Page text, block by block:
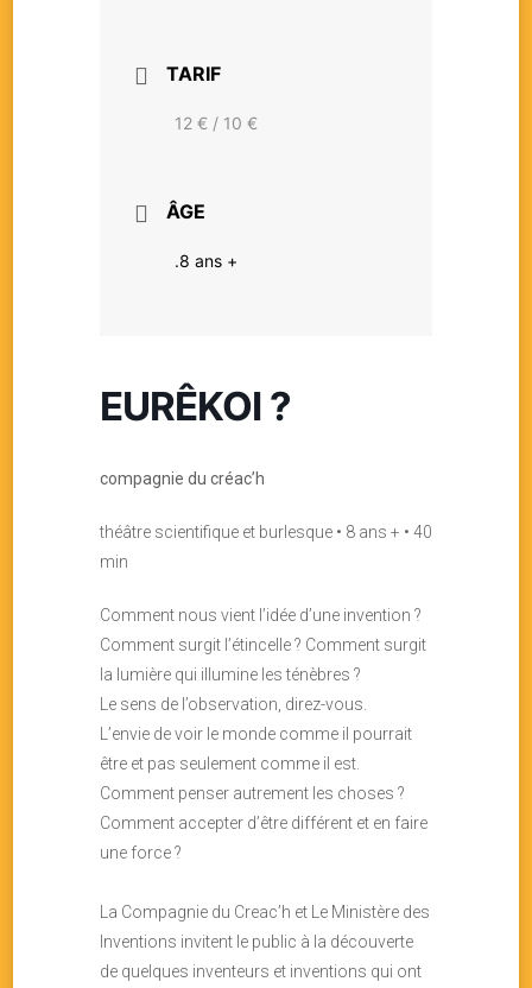
TARIF
12 € / 10 €
ÂGE
.8 ans +
EURÊKOI ?
compagnie du créac’h
théâtre scientifique et burlesque • 8 ans + • 40
min
Comment nous vient l’idée d’une invention ?
Comment surgit l’étincelle ? Comment surgit
la lumière qui illumine les ténèbres ?
Le sens de l’observation, direz-vous.
L’envie de voir le monde comme il pourrait
être et pas seulement comme il est.
Comment penser autrement les choses ?
Comment accepter d’être différent et en faire
une force ?
La Compagnie du Creac’h et Le Ministère des
Inventions invitent le public à la découverte
de quelques inventeurs et inventions qui ont